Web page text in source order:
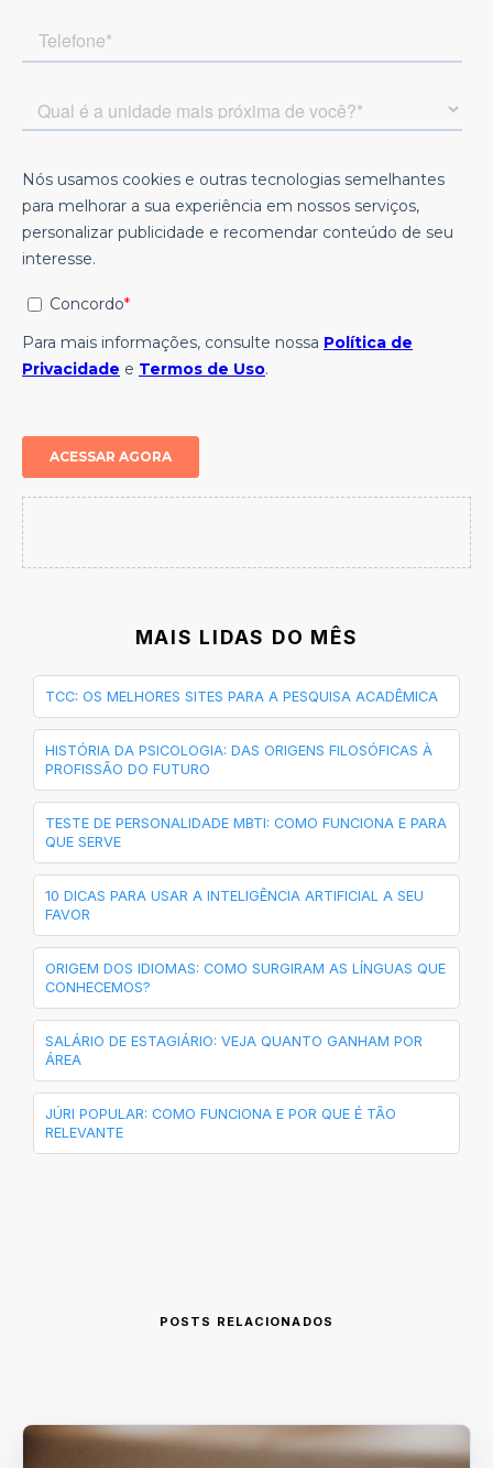
MAIS LIDAS DO MÊS
TCC: OS MELHORES SITES PARA A PESQUISA ACADÊMICA
HISTÓRIA DA PSICOLOGIA: DAS ORIGENS FILOSÓFICAS À
PROFISSÃO DO FUTURO
TESTE DE PERSONALIDADE MBTI: COMO FUNCIONA E PARA
QUE SERVE
10 DICAS PARA USAR A INTELIGÊNCIA ARTIFICIAL A SEU
FAVOR
ORIGEM DOS IDIOMAS: COMO SURGIRAM AS LÍNGUAS QUE
CONHECEMOS?
SALÁRIO DE ESTAGIÁRIO: VEJA QUANTO GANHAM POR
ÁREA
JÚRI POPULAR: COMO FUNCIONA E POR QUE É TÃO
RELEVANTE
POSTS RELACIONADOS